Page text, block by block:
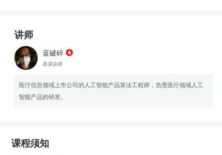
讲师
蓝破碎
慕课讲师
医疗信息领域上市公司的人工智能产品算法工程师，负责医疗领域人工
智能产品的研发。
课程须知